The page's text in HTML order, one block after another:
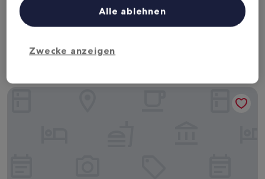
Sterne-
Unterkunft
5 km von Monacillo entfernt
7.6
Gut,
7,6/10 Gut (1.004 Bewertungen)
Hyatt Place Bayamon
Zwecke anzeigen
Alle ablehnen